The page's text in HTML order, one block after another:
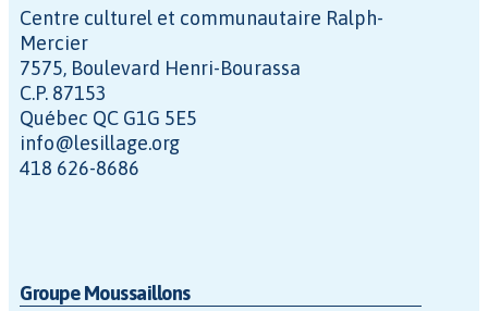
Centre culturel et communautaire Ralph-
Mercier
7575, Boulevard Henri-Bourassa
C.P. 87153
Québec QC G1G 5E5
info@lesillage.org
418 626-8686
Groupe Moussaillons